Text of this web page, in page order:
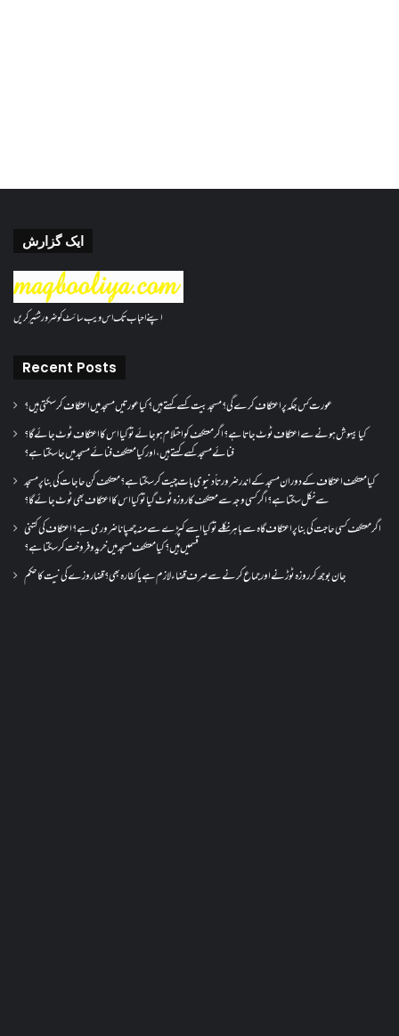
ایک گزارش
اپنے احباب تک اس ویب سائٹ کو ضرور شئیر کریں
Recent Posts
عورت کس جگہ پر اعتکاف کرے گی؟مسجد بیت کسے کہتے ہیں؟کیا عورتیں مسجد میں اعتکاف کر سکتی ہیں؟
کیا بیہوش ہونے سے اعتکاف ٹوٹ جاتا ہے؟ اگر معتکف کو احتلام ہو جائے تو کیا اس کا اعتکاف ٹوٹ جائے گا؟
فنائے مسجد کسے کہتے ہیں ، اور کیا معتکف فنائے مسجد میں جا سکتا ہے؟
کیا معتکف اعتکاف کے دوران مسجد کے اندر ضرورتاً دنیوی بات چیت کر سکتا ہے؟معتکف کن حاجات کی بنا پر مسجد
سے نکل سکتا ہے؟ اگر کسی وجہ سے معتکف کا روزہ ٹوٹ گیا تو کیا اس کا اعتکاف بھی ٹوٹ جائے گا؟
اگر معتکف کسی حاجت کی بنا پر اعتکاف گاہ سے باہر نکلے تو کیا اسے کپڑے سے منہ چھپانا ضروری ہے؟اعتکاف کی کتنی
قسمیں ہیں؟کیا معتکف مسجد میں خرید و فروخت کر سکتا ہے؟
جان بوجھ کر روزہ ٹوڑنے اور جماع کرنے سے صرف قضاء لازم ہے یا کفارہ بھی؟ قضا روزے کی نیت کا حکم